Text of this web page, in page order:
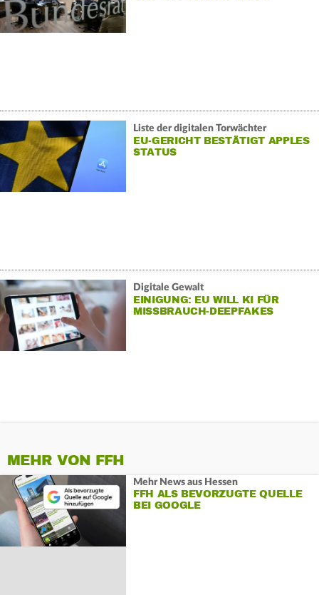
Liste der digitalen Torwächter
EU-GERICHT BESTÄTIGT APPLES
STATUS
Digitale Gewalt
EINIGUNG: EU WILL KI FÜR
MISSBRAUCH-DEEPFAKES
MEHR VON FFH
Mehr News aus Hessen
FFH ALS BEVORZUGTE QUELLE
BEI GOOGLE